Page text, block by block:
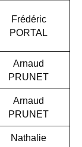
Frédéric
PORTAL
Arnaud
PRUNET
Arnaud
PRUNET
Nathalie